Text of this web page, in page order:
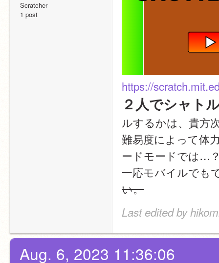
Scratcher
1 post
https://
２人でシャト
ルするかは、貴方
難易度によって体
ードモードでは…
一応モバイルでも
い。
Last edited by
Aug. 6, 2023 11:36:06